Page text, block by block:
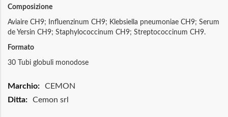
Composizione
Aviaire CH9; Influenzinum CH9; Klebsiella pneumoniae CH9; Serum
de Yersin CH9; Staphylococcinum CH9; Streptococcinum CH9.
Formato
30 Tubi globuli monodose
Maggiori
Informazioni
CEMON
Cemon srl